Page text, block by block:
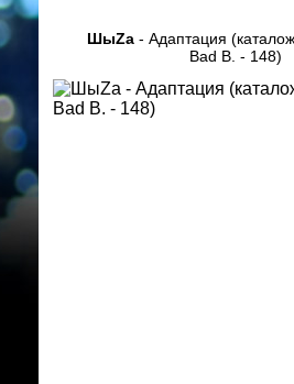
ШыZa - Адаптация
Bad B. - 148)